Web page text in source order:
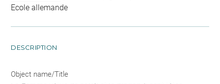
Ecole allemande
DESCRIPTION
Object name/Title